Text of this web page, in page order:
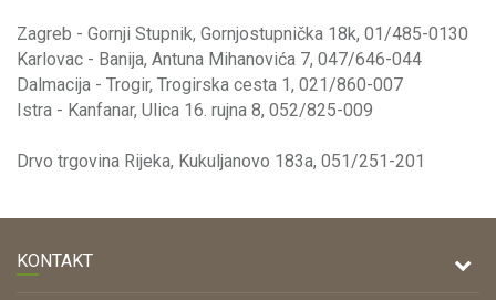
Zagreb - Gornji Stupnik, Gornjostupnička 18k, 01/485-0130
Karlovac - Banija, Antuna Mihanovića 7, 047/646-044
Dalmacija - Trogir, Trogirska cesta 1, 021/860-007
Istra - Kanfanar, Ulica 16. rujna 8, 052/825-009
Drvo trgovina Rijeka, Kukuljanovo 183a, 051/251-201
KONTAKT